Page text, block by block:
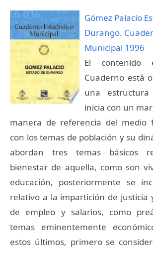
Gómez Palacio
Durango.
Municipal 1996
El contenido
Cuaderno está
una
inicia con un
manera de referencia del medio
con los temas de población y su
abordan tres temas básicos
bienestar de aquella, como son
educación, posteriormente se
relativo a la impartición de justicia
de empleo y salarios, como
temas eminentemente
estos últimos, primero se